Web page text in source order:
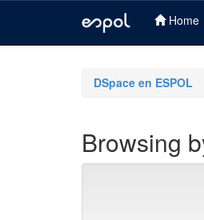
Home
DSpace en ESPOL
Browsing